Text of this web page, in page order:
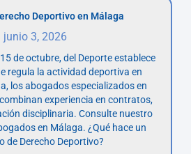
Deportivo en Málaga
junio 3, 2026
de octubre, del Deporte establece
regula la actividad deportiva en
los abogados especializados en
experiencia en contratos,
disciplinaria. Consulte nuestro
en Málaga. ¿Qué hace un
de Derecho Deportivo?